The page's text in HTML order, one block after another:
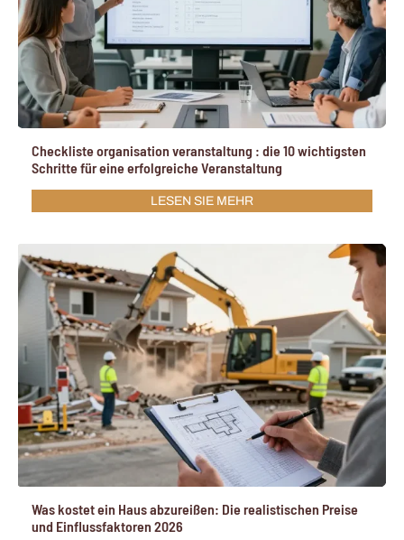
Checkliste organisation veranstaltung : die 10 wichtigsten
Schritte für eine erfolgreiche Veranstaltung
LESEN SIE MEHR
Was kostet ein Haus abzureißen: Die realistischen Preise
und Einflussfaktoren 2026